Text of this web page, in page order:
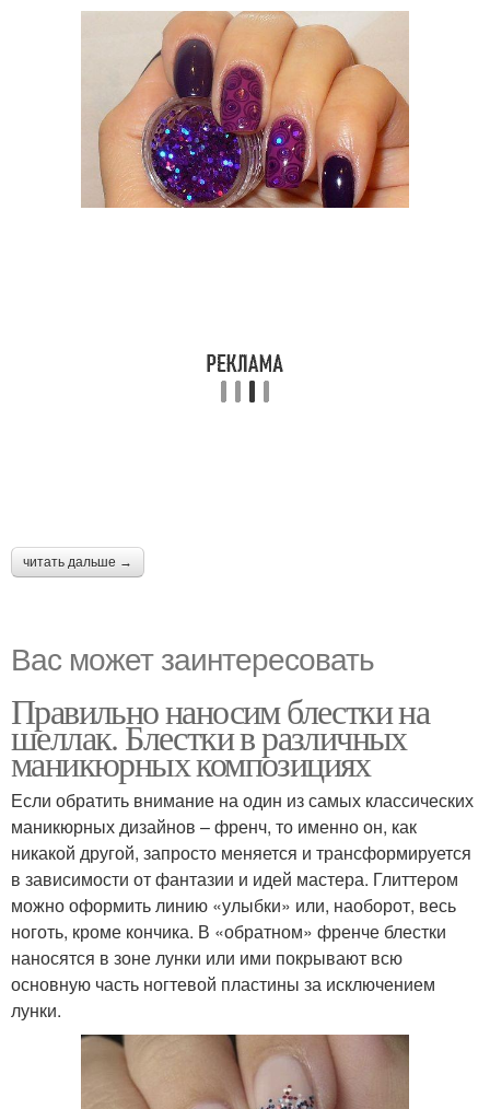
читать дальше →
Вас может заинтересовать
Правильно наносим блестки на
шеллак. Блестки в различных
маникюрных композициях
Если обратить внимание на один из самых классических
маникюрных дизайнов – френч, то именно он, как
никакой другой, запросто меняется и трансформируется
в зависимости от фантазии и идей мастера. Глиттером
можно оформить линию «улыбки» или, наоборот, весь
ноготь, кроме кончика. В «обратном» френче блестки
наносятся в зоне лунки или ими покрывают всю
основную часть ногтевой пластины за исключением
лунки.